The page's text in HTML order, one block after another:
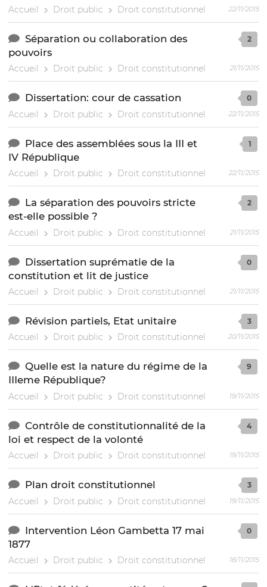
Accueil Droit public Droit constitutionnel 22/11/2015
Séparation ou collaboration des
pouvoirs
Accueil Droit public Droit constitutionnel
2
21/11/2015
Dissertation: cour de cassation
Accueil Droit public Droit constitutionnel
0
22/11/2015
Place des assemblées sous la III et
IV République
Accueil Droit public Droit constitutionnel
1
22/11/2015
La séparation des pouvoirs stricte
est-elle possible ?
Accueil Droit public Droit constitutionnel
2
21/11/2015
Dissertation suprématie de la
constitution et lit de justice
Accueil Droit public Droit constitutionnel
0
21/11/2015
Révision partiels, Etat unitaire
Accueil Droit public Droit constitutionnel
3
20/11/2015
Quelle est la nature du régime de la
IIIeme République?
Accueil Droit public Droit constitutionnel
9
19/11/2015
Contrôle de constitutionnalité de la
loi et respect de la volonté
Accueil Droit public Droit constitutionnel
4
19/11/2015
Plan droit constitutionnel
Accueil Droit public Droit constitutionnel
3
19/11/2015
Intervention Léon Gambetta 17 mai
1877
Accueil Droit public Droit constitutionnel
0
18/11/2015